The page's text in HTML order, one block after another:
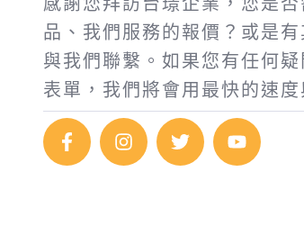
品、我們服務的報價？或是
與我們聯繫。如果您有任何
表單，我們將會用最快的速